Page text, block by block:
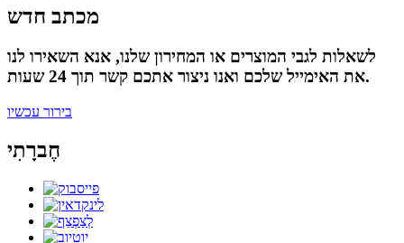
מכתב חדש
לשאלות לגבי המוצרים או המחירון שלנו, אנא השאירו לנו
את האימייל שלכם ואנו ניצור אתכם קשר תוך 24 שעות.
בירור עכשיו
חֶברָתִי